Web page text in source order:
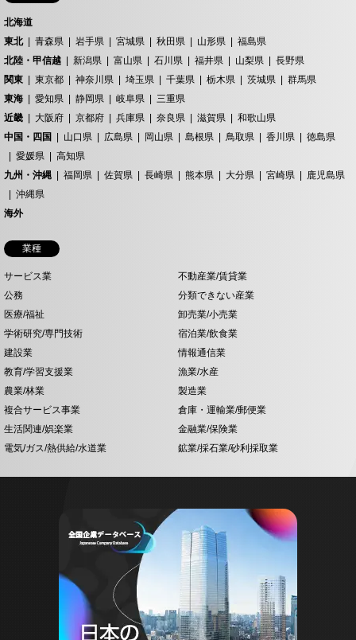
北海道
東北
青森県 岩手県 宮城県 秋田県 山形県
福島県
北陸・甲信越
新潟県 富山県 石川県 福井県 山梨県
長野県
関東
東京都 神奈川県 埼玉県 千葉県 栃木県 茨城県
群馬県
東海
愛知県 静岡県 岐阜県
三重県
近畿
大阪府 京都府 兵庫県 奈良県 滋賀県
和歌山県
中国・四国
山口県 広島県 岡山県 島根県 鳥取県 香川県
徳島県
愛媛県
高知県
九州・沖縄
福岡県 佐賀県 長崎県 熊本県 大分県 宮崎県
鹿児島県
沖縄県
海外
業種
サービス業
不動産業/賃貸業
公務
分類できない産業
医療/福祉
卸売業/小売業
学術研究/専門技術
宿泊業/飲食業
建設業
情報通信業
教育/学習支援業
漁業/水産
農業/林業
製造業
複合サービス事業
倉庫・運輸業/郵便業
生活関連/娯楽業
金融業/保険業
電気/ガス/熱供給/水道業
鉱業/採石業/砂利採取業